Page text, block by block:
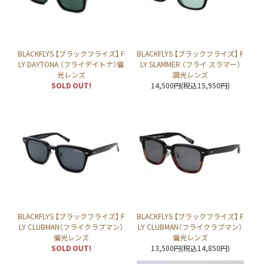
BLACKFLYS 【ブラックフライズ】 F
LY DAYTONA （フライデイトナ）偏
光レンズ
SOLD OUT!
BLACKFLYS 【ブラックフライズ】 F
LY SLAMMER （フライ スラマー）
調光レンズ
14,500円(税込15,950円)
BLACKFLYS 【ブラックフライズ】 F
LY CLUBMAN（フライクラブマン）
偏光レンズ
SOLD OUT!
BLACKFLYS 【ブラックフライズ】 F
LY CLUBMAN（フライクラブマン）
偏光レンズ
13,500円(税込14,850円)